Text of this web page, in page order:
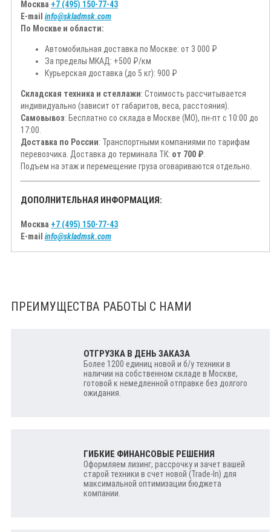
Москва +7 (495) 150-77-43
E-mail info@skladmsk.com
По Москве и области:
Автомобильная доставка по Москве: от 3 000 ₽
За пределы МКАД: +500 ₽/км
Курьерская доставка (до 5 кг): 900 ₽
Складская техника и стеллажи: Стоимость рассчитывается
индивидуально (зависит от габаритов, веса, расстояния).
Самовывоз: Бесплатно со склада в Москве (МО), пн-пт с 10:00 до
17:00.
Доставка по России: Транспортными компаниями по тарифам
перевозчика. Доставка до терминала ТК: от 700 ₽
Подъем на этаж и перемещение груза оговариваются отдельно.
ДОПОЛНИТЕЛЬНАЯ ИНФОРМАЦИЯ:
Москва +7 (495) 150-77-43
E-mail info@skladmsk.com
ПРЕИМУЩЕСТВА РАБОТЫ С НАМИ
ОТГРУЗКА В ДЕНЬ ЗАКАЗА
Более 1200 единиц новой и б/у техники в
наличии на собственном складе в Москве,
готовой к немедленной отправке без долгого
ожидания.
ГИБКИЕ ФИНАНСОВЫЕ РЕШЕНИЯ
Оформляем лизинг, рассрочку и зачет вашей
старой техники в счет новой (Trade-In) для
максимальной оптимизации бюджета
компании.